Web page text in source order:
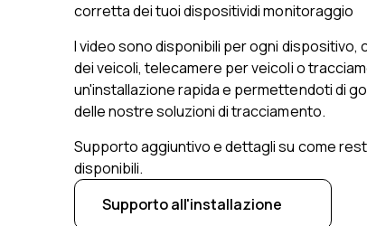
corretta dei tuoi dispositividi monitoraggio
I video sono disponibili per ogni dispositivo,
dei veicoli, telecamere per veicoli o
un'installazione rapida e permettendoti di
delle nostre soluzioni di tracciamento.
Supporto aggiuntivo e dettagli su come
disponibili.
Supporto all'installazione